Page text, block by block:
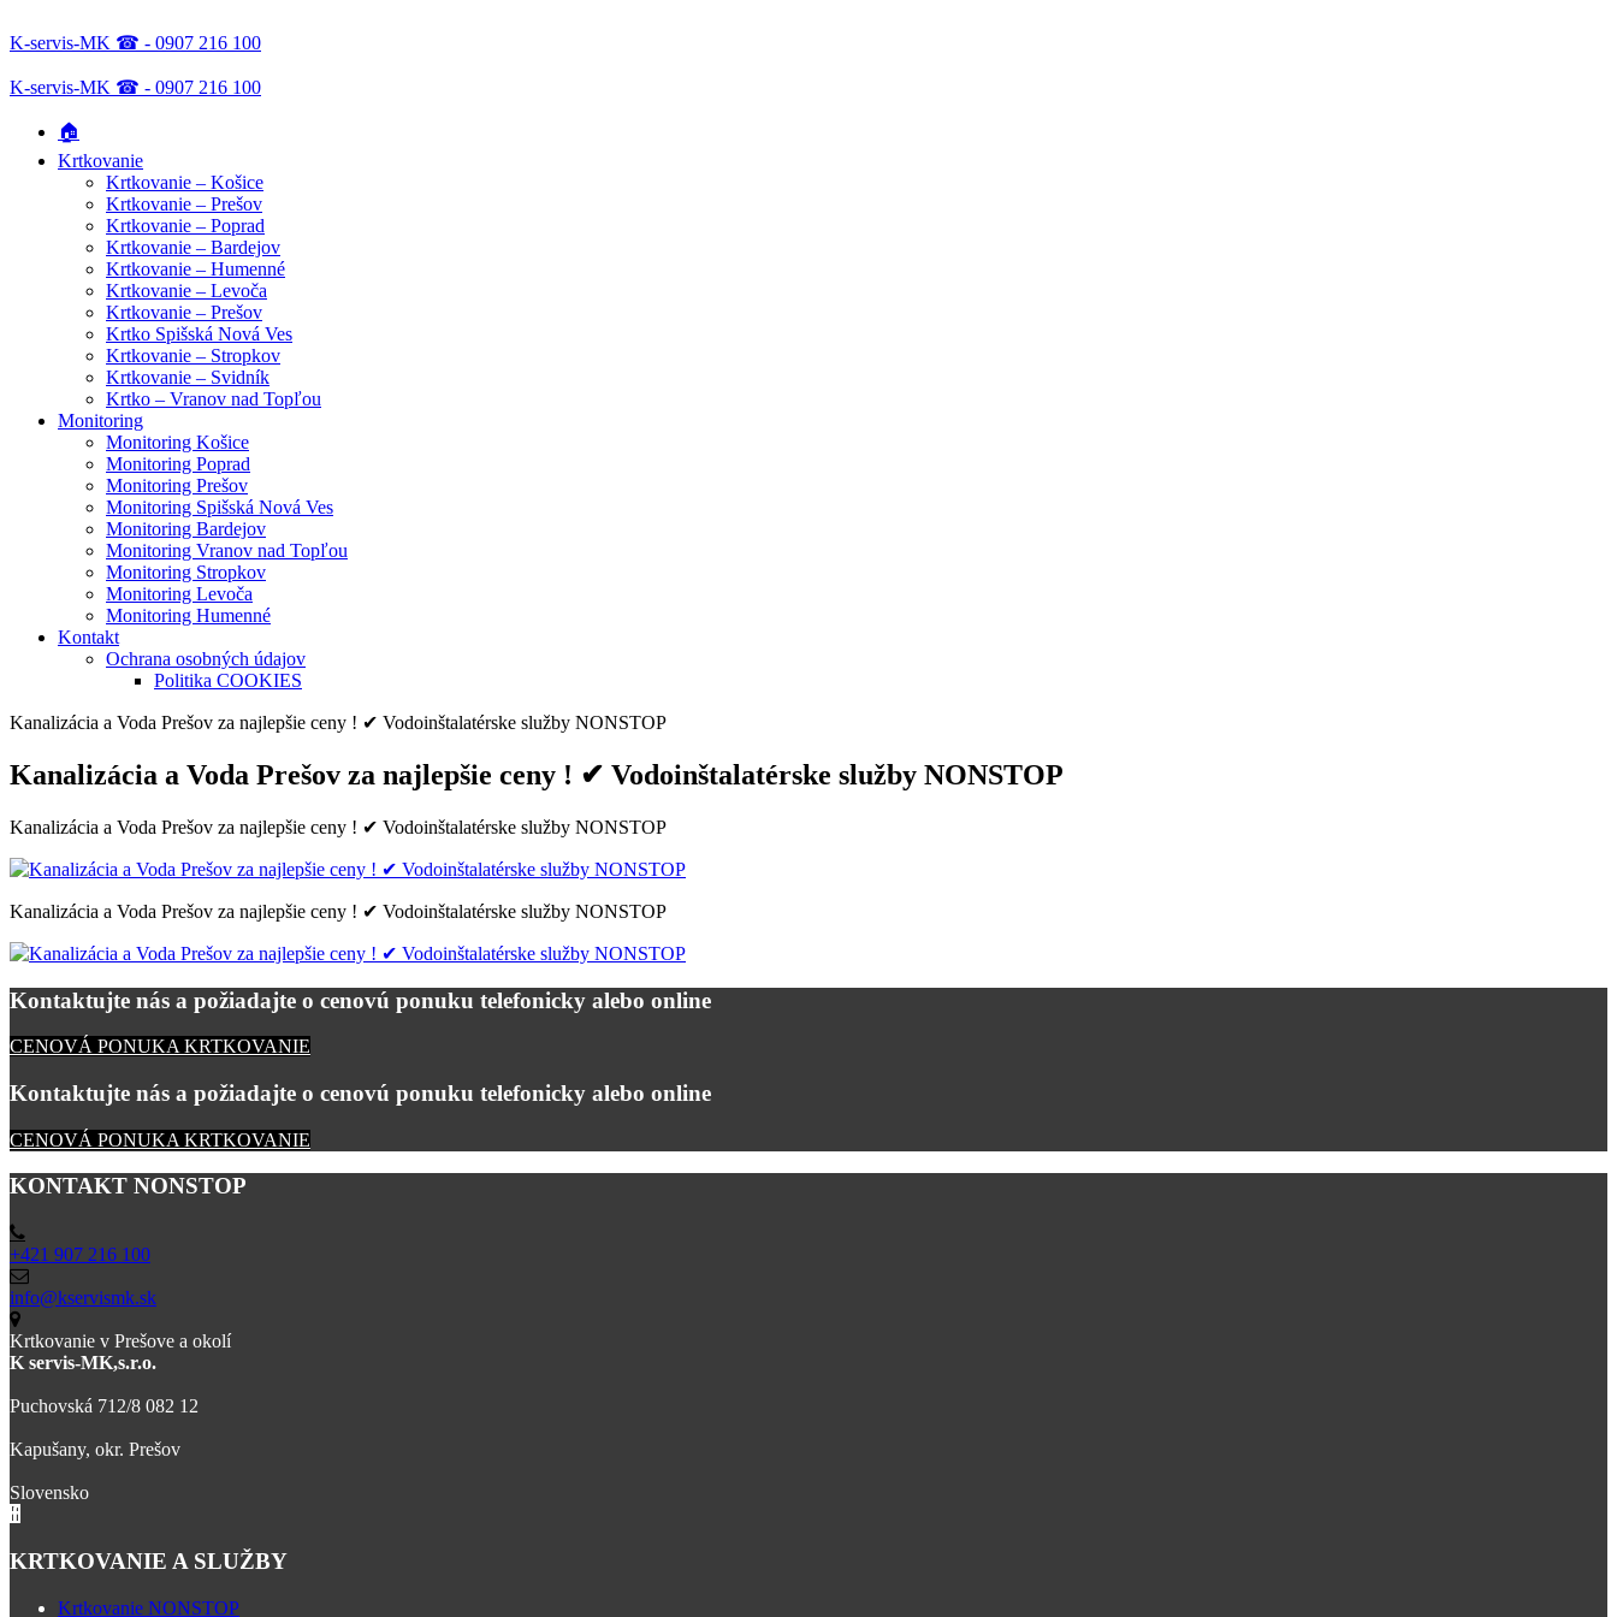
K-servis-MK ☎ - 0907 216 100
K-servis-MK ☎ - 0907 216 100
🏠
Krtkovanie
Krtkovanie – Košice
Krtkovanie – Prešov
Krtkovanie – Poprad
Krtkovanie – Bardejov
Krtkovanie – Humenné
Krtkovanie – Levoča
Krtkovanie – Prešov
Krtko Spišská Nová Ves
Krtkovanie – Stropkov
Krtkovanie – Svidník
Krtko – Vranov nad Topľou
Monitoring
Monitoring Košice
Monitoring Poprad
Monitoring Prešov
Monitoring Spišská Nová Ves
Monitoring Bardejov
Monitoring Vranov nad Topľou
Monitoring Stropkov
Monitoring Levoča
Monitoring Humenné
Kontakt
Ochrana osobných údajov
Politika COOKIES
Kanalizácia a Voda Prešov za najlepšie ceny ! ✔ Vodoinštalatérske služby NONSTOP
Kanalizácia a Voda Prešov za najlepšie ceny ! ✔ Vodoinštalatérske služby NONSTOP
Kanalizácia a Voda Prešov za najlepšie ceny ! ✔ Vodoinštalatérske služby NONSTOP
Kanalizácia a Voda Prešov za najlepšie ceny ! ✔ Vodoinštalatérske služby NONSTOP
Kontaktujte nás a požiadajte o cenovú ponuku telefonicky alebo online
CENOVÁ PONUKA KRTKOVANIE
Kontaktujte nás a požiadajte o cenovú ponuku telefonicky alebo online
CENOVÁ PONUKA KRTKOVANIE
KONTAKT NONSTOP
+421 907 216 100
info@kservismk.sk
Krtkovanie v Prešove a okolí
K servis-MK,s.r.o.
Puchovská 712/8 082 12
Kapušany, okr. Prešov
Slovensko
KRTKOVANIE A SLUŽBY
Krtkovanie NONSTOP